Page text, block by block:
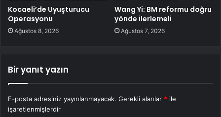
Kocaeli’de Uyuşturucu
Operasyonu
Ağustos 8, 2026
Wang Yi: BM reformu doğru
yönde ilerlemeli
Ağustos 7, 2026
Bir yanıt yazın
E-posta adresiniz yayınlanmayacak. Gerekli alanlar * ile
işaretlenmişlerdir